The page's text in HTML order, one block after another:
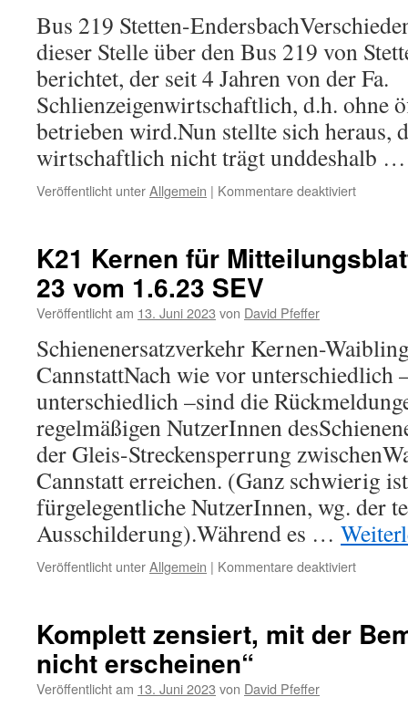
21.6.23
Bus
Bus 219 Stetten-
dieser Stelle über den Bus 219 von
berichtet, der seit 4 Jahren von der Fa.
Schlienzeigenwirtschaftlich, d.h. ohne
betrieben wird.Nun stellte sich heraus,
wirtschaftlich nicht trägt unddeshalb
Veröffentlicht unterAllgemein | Kommentare deaktiviertfür
vom
7.6.23
Nachruf
Winnie
K21 Kernen für
23 vom 1.6.23 SEV
Veröffentlicht am 13. Juni 2023 von David Pfeffer
Schienenersatzverkehr Kernen-
CannstattNach wie vor unterschiedlich
unterschiedlich –sind die
regelmäßigen NutzerInnen
der Gleis-Streckensperrung
Cannstatt erreichen. (Ganz schwierig
fürgelegentliche NutzerInnen, wg. der
Ausschilderung).Während es …
Veröffentlicht unterAllgemein | Kommentare deaktiviertfür
Komplett zensiert, mit der
nicht erscheinen“
Veröffentlicht am 13. Juni 2023 von David Pfeffer